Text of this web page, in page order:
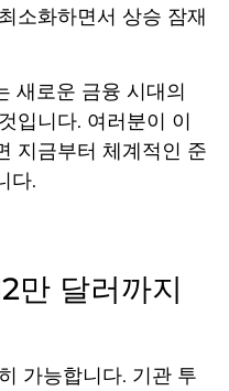
소화하면서 상승 잠재
새로운 금융 시대의
입니다. 여러분이 이
지금부터 체계적인 준
다.
만 달러까지
가능합니다. 기관 투